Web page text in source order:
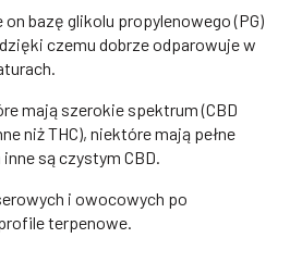
bazę glikolu propylenowego (PG)
czemu dobrze odparowuje w
mają szerokie spektrum (CBD
niż THC), niektóre mają pełne
są czystym CBD.
i owocowych po
terpenowe.